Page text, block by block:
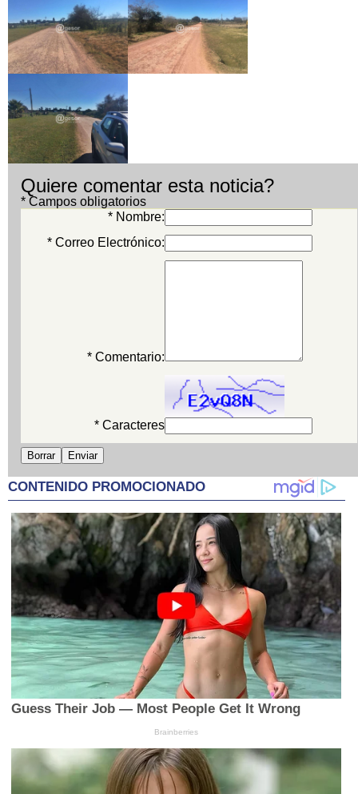
Quiere comentar esta noticia?
* Campos obligatorios
* Nombre:
* Correo Electrónico:
* Comentario:
* Caracteres